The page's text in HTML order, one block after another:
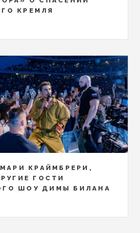
КРЕМЛЯ
МАРИ КРАЙМБРЕРИ,
ГОСТИ
ШОУ ДИМЫ БИЛАНА